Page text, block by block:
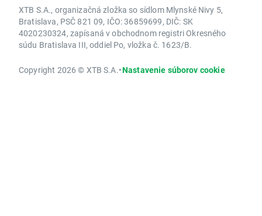
XTB S.A., organizačná zložka so sídlom Mlynské Nivy 5,
Bratislava, PSČ 821 09, IČO: 36859699, DIČ: SK
4020230324, zapísaná v obchodnom registri Okresného
súdu Bratislava III, oddiel Po, vložka č. 1623/B.
Copyright 2026 © XTB S.A.•Nastavenie súborov cookie